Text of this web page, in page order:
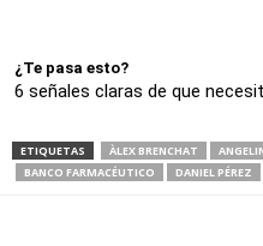
¿Te pasa esto?
6 señales claras de que
ETIQUETAS ÀLEX BRENCHAT
BANCO FARMACÉUTICO
DANIEL PÉREZ